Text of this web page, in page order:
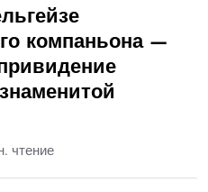
компаньона —
чтение